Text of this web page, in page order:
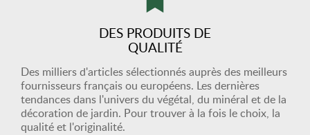
DES PRODUITS DE
QUALITÉ
Des milliers d'articles sélectionnés auprès des meilleurs
fournisseurs français ou européens. Les dernières
tendances dans l'univers du végétal, du minéral et de la
décoration de jardin. Pour trouver à la fois le choix, la
qualité et l'originalité.